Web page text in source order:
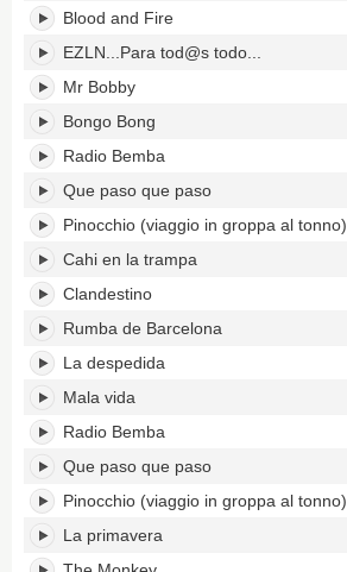
Blood and Fire
EZLN...Para tod@s todo...
Mr Bobby
Bongo Bong
Radio Bemba
Que paso que paso
Pinocchio (viaggio in groppa al tonno)
Cahi en la trampa
Clandestino
Rumba de Barcelona
La despedida
Mala vida
Radio Bemba
Que paso que paso
Pinocchio (viaggio in groppa al tonno)
La primavera